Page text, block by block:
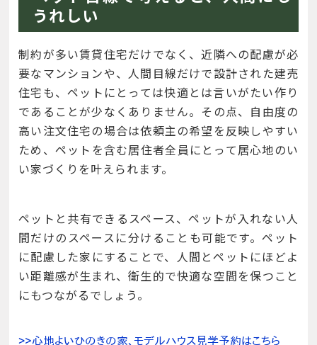
うれしい
制約が多い賃貸住宅だけでなく、近隣への配慮が必
要なマンションや、人間目線だけで設計された建売
住宅も、ペットにとっては快適とは言いがたい作り
であることが少なくありません。その点、自由度の
高い注文住宅の場合は依頼主の希望を反映しやすい
ため、ペットを含む居住者全員にとって居心地のい
い家づくりを叶えられます。
ペットと共有できるスペース、ペットが入れない人
間だけのスペースに分けることも可能です。ペット
に配慮した家にすることで、人間とペットにほどよ
い距離感が生まれ、衛生的で快適な空間を保つこと
にもつながるでしょう。